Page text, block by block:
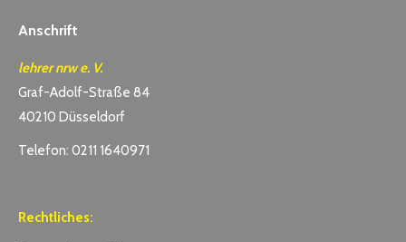
Anschrift
lehrer nrw e. V.
Graf-Adolf-Straße 84
40210 Düsseldorf
Telefon: 0211 1640971
Rechtliches: